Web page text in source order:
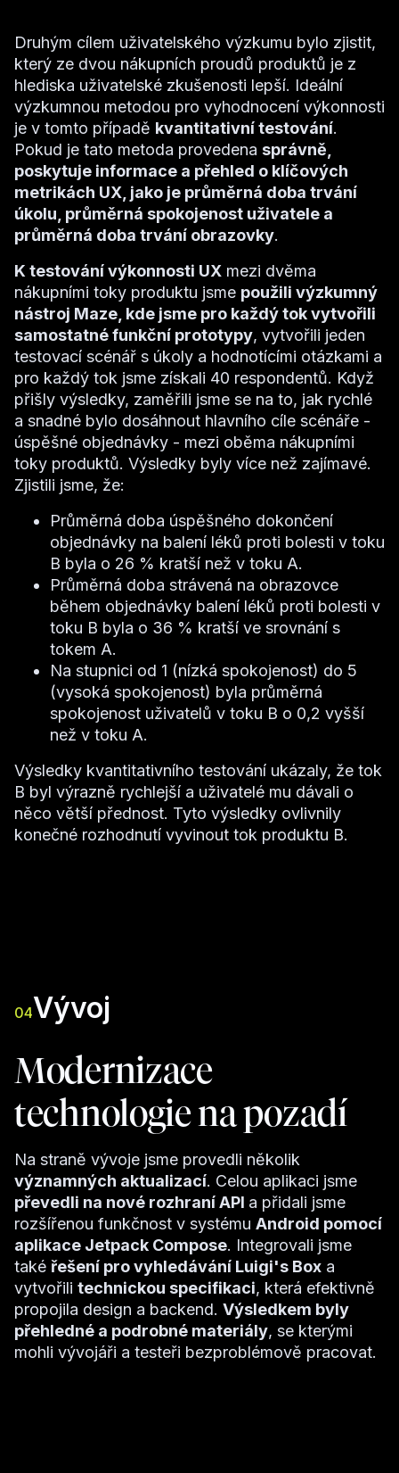
Druhým cílem uživatelského výzkumu bylo zjistit,
který ze dvou nákupních proudů produktů je z
hlediska uživatelské zkušenosti lepší. Ideální
výzkumnou metodou pro vyhodnocení výkonnosti
je v tomto případě kvantitativní testování.
Pokud je tato metoda provedena správně,
poskytuje informace a přehled o klíčových
metrikách UX, jako je průměrná doba trvání
úkolu, průměrná spokojenost uživatele a
průměrná doba trvání obrazovky.
K testování výkonnosti UX mezi dvěma
nákupními toky produktu jsme použili výzkumný
nástroj Maze, kde jsme pro každý tok vytvořili
samostatné funkční prototypy, vytvořili jeden
testovací scénář s úkoly a hodnotícími otázkami a
pro každý tok jsme získali 40 respondentů. Když
přišly výsledky, zaměřili jsme se na to, jak rychlé
a snadné bylo dosáhnout hlavního cíle scénáře -
úspěšné objednávky - mezi oběma nákupními
toky produktů. Výsledky byly více než zajímavé.
Zjistili jsme, že:
Průměrná doba úspěšného dokončení
objednávky na balení léků proti bolesti v toku
B byla o 26 % kratší než v toku A.
Průměrná doba strávená na obrazovce
během objednávky balení léků proti bolesti v
toku B byla o 36 % kratší ve srovnání s
tokem A.
Na stupnici od 1 (nízká spokojenost) do 5
(vysoká spokojenost) byla průměrná
spokojenost uživatelů v toku B o 0,2 vyšší
než v toku A.
Výsledky kvantitativního testování ukázaly, že tok
B byl výrazně rychlejší a uživatelé mu dávali o
něco větší přednost. Tyto výsledky ovlivnily
konečné rozhodnutí vyvinout tok produktu B.
04Vývoj
Modernizace
technologie na pozadí
Na straně vývoje jsme provedli několik
významných aktualizací. Celou aplikaci jsme
převedli na nové rozhraní API a přidali jsme
rozšířenou funkčnost v systému Android pomocí
aplikace Jetpack Compose. Integrovali jsme
také řešení pro vyhledávání Luigi's Box a
vytvořili technickou specifikaci, která efektivně
propojila design a backend. Výsledkem byly
přehledné a podrobné materiály, se kterými
mohli vývojáři a testeři bezproblémově pracovat.